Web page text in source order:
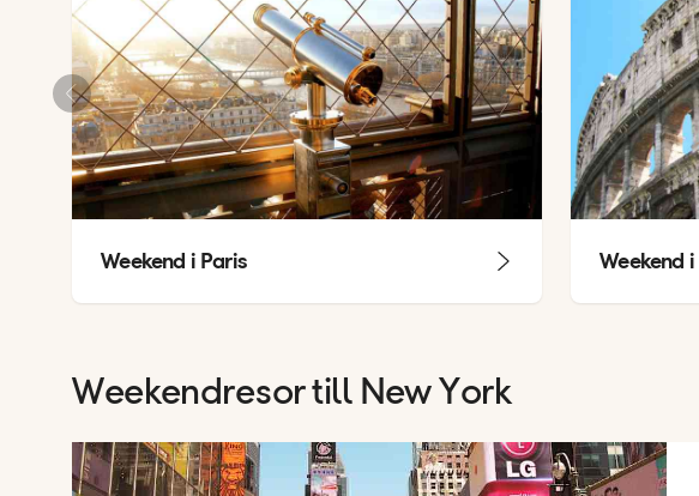
Weekend i Paris Weekend i
Weekendresor till New York